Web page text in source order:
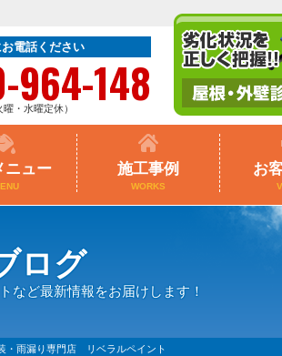
電話ください
964-148
・水曜定休）
ニュー 施工事例
WORKS
お
ログ
など最新情報をお届けします！
・雨漏り専門店 リベラルペイント